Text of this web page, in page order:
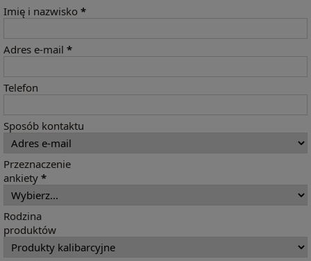
Imię i nazwisko *
Adres e-mail *
Telefon
Sposób kontaktu
Przeznaczenie
ankiety *
Rodzina
produktów